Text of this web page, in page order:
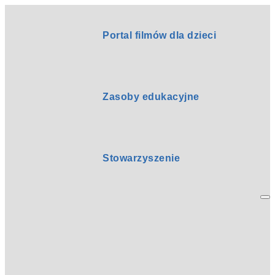
Portal filmów dla dzieci
Zasoby edukacyjne
Stowarzyszenie